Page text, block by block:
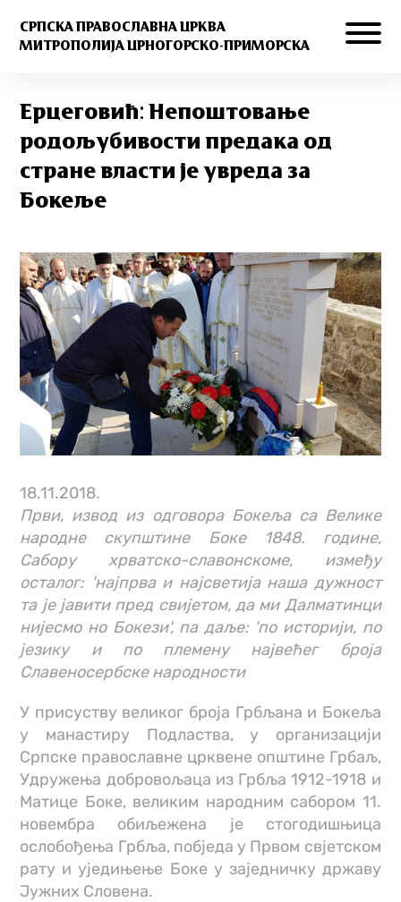
СРПСКА ПРАВОСЛАВНА ЦРКВА
МИТРОПОЛИЈА ЦРНОГОРСКО-ПРИМОРСКА
Ерцеговић: Непоштовање
родољубивости предака од
стране власти је увреда за
Бокеље
18.11.2018.
Први, извод из одговора Бокеља са Велике
народне скупштине Боке 1848. године,
Сабору хрватско-славонскоме, између
осталог: 'најпрва и најсветија наша дужност
та је јавити пред свијетом, да ми Далматинци
нијесмо но Бокези', па даље: 'по историји, по
језику и по племену највећег броја
Славеносербске народности
У присуству великог броја Грбљана и Бокеља
у манастиру Подластва, у организацији
Српске православне црквене општине Грбаљ,
Удружења добровољаца из Грбља 1912-1918 и
Матице Боке, великим народним сабором 11.
новембра обиљежена је стогодишњица
ослобођења Грбља, побједа у Првом свјетском
рату и уједињење Боке у заједничку државу
Јужних Словена.